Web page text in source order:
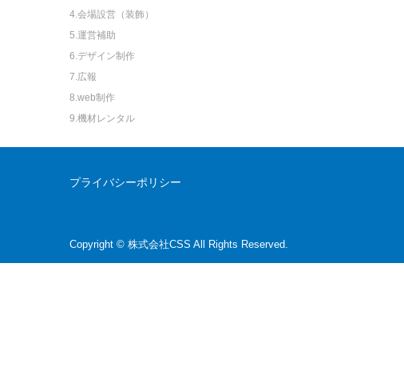
4.会場設営（装飾）
5.運営補助
6.デザイン制作
7.広報
8.web制作
9.機材レンタル
プライバシーポリシー
Copyright © 株式会社CSS All Rights Reserved.